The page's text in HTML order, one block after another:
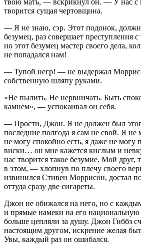
твою мать, — вскрикнул он. — У нас с
творится сущая чертовщина.
— Я не знаю, сэр. Этот подонок,
безумец, раз совершает преступления с
но этот безумец мастер своего дела,
не попадался нам!
— Тупой негр! — не выдержал
собственную шляпу руками.
«Не пылить. Не нервничать. Быть
камнем», — успокаивал он себя.
— Прости, Джон. Я не должен был
последние полгода я сам не свой. Я не
не могу спокойно есть, я даже не могу
виски… он мне кажется кислым и
нас творится такое безумие. Мой друг,
в этом, — хлопнув по плечу своего
извинился Стивен Моррисон, достал
оттуда сразу две сигареты.
Джон не обижался на него, но с
и прямые намеки на его национальную
больше цепляли за душу. Джон Гиббз
настоящим другом, искренне желая
Увы, каждый раз он ошибался.